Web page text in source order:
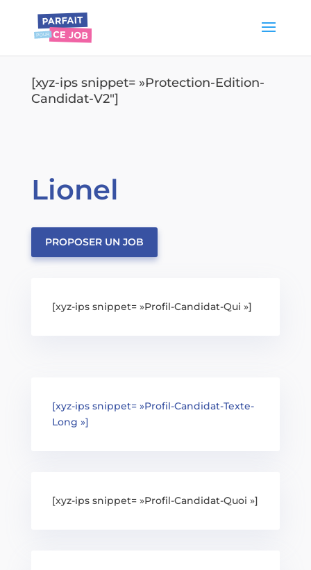
[xyz-ips snippet= »Protection-Edition-
Candidat-V2″]
Lionel
PROPOSER UN JOB
[xyz-ips snippet= »Profil-Candidat-Qui »]
[xyz-ips snippet= »Profil-Candidat-Texte-
Long »]
[xyz-ips snippet= »Profil-Candidat-Quoi »]